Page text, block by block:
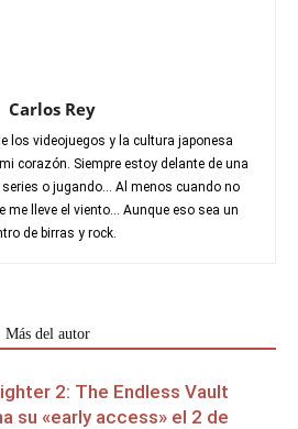
Carlos Rey
los videojuegos y la cultura japonesa
corazón. Siempre estoy delante de una
o jugando... Al menos cuando no
me lleve el viento... Aunque eso sea un
de birras y rock.
Más del autor
2: The Endless Vault
su «early access» el 2 de